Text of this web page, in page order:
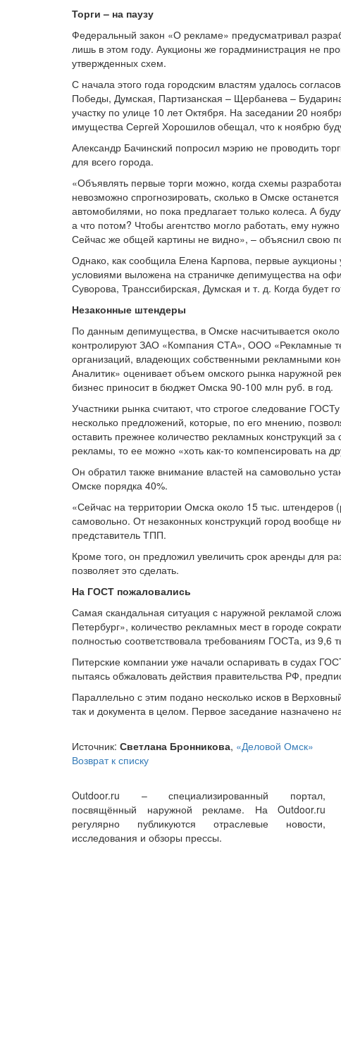
Торги – на паузу
Федеральный закон «О рекламе» предусматривал
лишь в этом году. Аукционы же горадминистрация не
утвержденных схем.
С начала этого года городским властям удалось
Победы, Думская, Партизанская – Щербанева –
участку по улице 10 лет Октября. На заседании 20
имущества Сергей Хорошилов обещал, что к ноябрю
Александр Бачинский попросил мэрию не проводить
для всего города.
«Объявлять первые торги можно, когда схемы
невозможно спрогнозировать, сколько в Омске
автомобилями, но пока предлагает только колеса. А
а что потом? Чтобы агентство могло работать, ему
Сейчас же общей картины не видно», – объяснил свою
Однако, как сообщила Елена Карпова, первые
условиями выложена на страничке депимущества на
Суворова, Транссибирская, Думская и т. д. Когда будет
Незаконные штендеры
По данным депимущества, в Омске насчитывается
контролируют ЗАО «Компания СТА», ООО «Рекламные
организаций, владеющих собственными рекламными
Аналитик» оценивает объем омского рынка наружной
бизнес приносит в бюджет Омска 90-100 млн руб. в год.
Участники рынка считают, что строгое следование
несколько предложений, которые, по его мнению,
оставить прежнее количество рекламных конструкций
рекламы, то ее можно «хоть как-то компенсировать на
Он обратил также внимание властей на самовольно
Омске порядка 40%.
«Сейчас на территории Омска около 15 тыс. штендеров
самовольно. От незаконных конструкций город вообще
представитель ТПП.
Кроме того, он предложил увеличить срок аренды для
позволяет это сделать.
На ГОСТ пожаловались
Самая скандальная ситуация с наружной рекламой
Петербург», количество рекламных мест в городе
полностью соответствовала требованиям ГОСТа, из 9,6
Питерские компании уже начали оспаривать в судах
пытаясь обжаловать действия правительства РФ,
Параллельно с этим подано несколько исков в
так и документа в целом. Первое заседание назначено
Источник: Светлана Бронникова, «Деловой Омск»
Возврат к списку
Outdoor.ru – специализированный портал,
посвящённый наружной рекламе. На Outdoor.ru
регулярно публикуются отраслевые новости,
исследования и обзоры прессы.